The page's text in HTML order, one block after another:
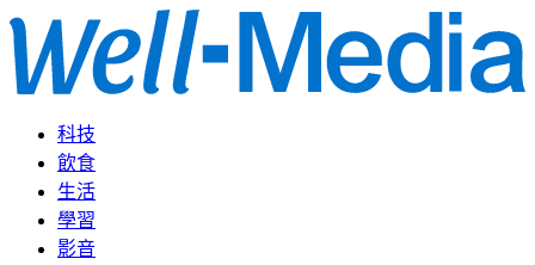
科技
飲食
生活
學習
影音